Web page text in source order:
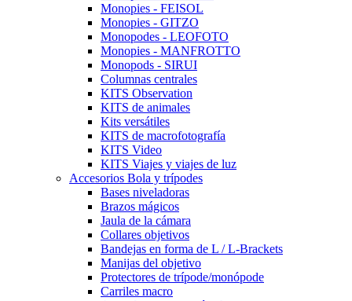
Monopies - FEISOL
Monopies - GITZO
Monopodes - LEOFOTO
Monopies - MANFROTTO
Monopods - SIRUI
Columnas centrales
KITS Observation
KITS de animales
Kits versátiles
KITS de macrofotografía
KITS Video
KITS Viajes y viajes de luz
Accesorios Bola y trípodes
Bases niveladoras
Brazos mágicos
Jaula de la cámara
Collares objetivos
Bandejas en forma de L / L-Brackets
Manijas del objetivo
Protectores de trípode/monópode
Carriles macro